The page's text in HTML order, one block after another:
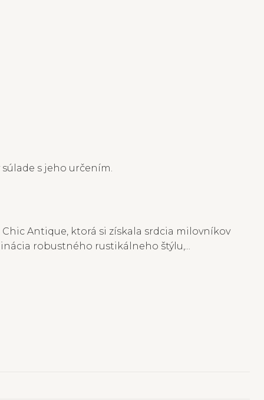
s jeho určením.
Antique, ktorá si získala srdcia milovníkov
robustného rustikálneho štýlu,...